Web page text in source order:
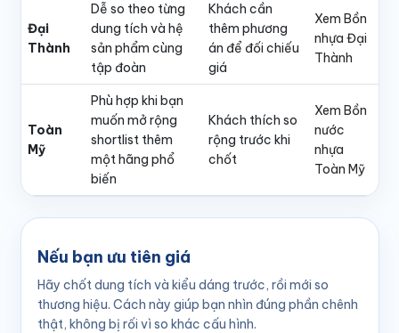
Đại
Thành
Dễ so theo từng
dung tích và hệ
sản phẩm cùng
tập đoàn
Khách cần
thêm phương
án để đối chiếu
giá
Xem Bồn
nhựa Đại
Thành
Toàn
Mỹ
Phù hợp khi bạn
muốn mở rộng
shortlist thêm
một hãng phổ
biến
Khách thích so
rộng trước khi
chốt
Xem Bồn
nước
nhựa
Toàn Mỹ
Nếu bạn ưu tiên giá
Hãy chốt dung tích và kiểu dáng trước, rồi mới so
thương hiệu. Cách này giúp bạn nhìn đúng phần chênh
thật, không bị rối vì so khác cấu hình.